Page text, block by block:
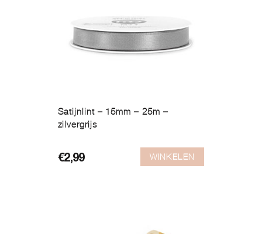
Satijnlint – 15mm – 25m –
zilvergrijs
€2,99 WINKELEN